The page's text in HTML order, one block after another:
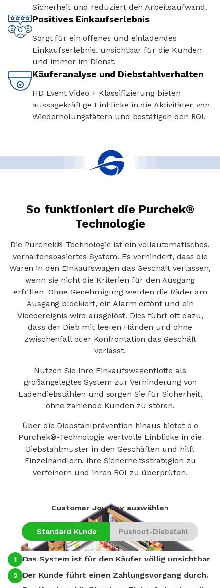
Sicherheit und reduziert den Arbeitsaufwand.
Positives Einkaufserlebnis
Sorgt für ein offenes und einladendes
Einkaufserlebnis, unsichtbar für die Kunden
und immer im Dienst.
Käuferanalyse und Diebstahlverhalten
HD Event Video + Klassifizierung bieten
aussagekräftige Einblicke in die Aktivitäten von
Wiederholungstätern und bestätigen den ROI.
So funktioniert die Purchek®
Technologie
Die Purchek®-Technologie ist ein vollautomatisches,
verhaltensbasiertes System. Es verhindert, dass die
Waren in den Einkaufswagen das Geschäft verlassen,
wenn sie nicht die Kriterien für den Ausgang
erfüllen. Ohne Genehmigung werden die Räder am
Ausgang blockiert, ein Alarm ertönt und ein
Videoereignis wird ausgelöst. Dies führt oft dazu,
dass der Dieb mit leeren Händen und ohne
Zwischenfall oder Konfrontation das Geschäft
verlässt.
Nutzen Sie Ihre Einkaufswagenflotte als
großangelegtes System zur Verhinderung von
Ladendiebstählen und sorgen Sie für Sicherheit,
ohne zahlende Kunden zu stören.
Über die Diebstahlprävention hinaus bietet die
Purchek®-Technologie wertvolle Einblicke in die
Diebstahlmuster in den Geschäften und hilft
Einzelhändlern, ihre Sicherheitsstrategien zu
verfeinern und ihren ROI zu überprüfen.
Customer Journey auswählen
Standard Kunde Pushout-Diebstahl
1
Das System ist für den Käufer völlig unsichtbar
2
Der Kunde führt einen Zahlungsvorgang durch.
1
2